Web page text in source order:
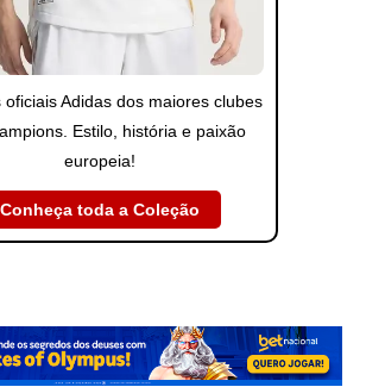
oficiais Adidas dos maiores clubes
Estilo, história e paixão
europeia!
Conheça toda a Coleção